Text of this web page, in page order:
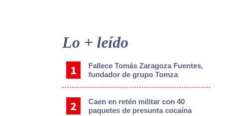
Sidebar
Lo + leído
Fallece Tomás Zaragoza Fuentes,
fundador de grupo Tomza
Caen en retén militar con 40
paquetes de presunta cocaína